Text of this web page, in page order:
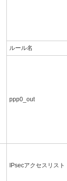
ルール名
ppp0_out
IPsecアクセスリスト